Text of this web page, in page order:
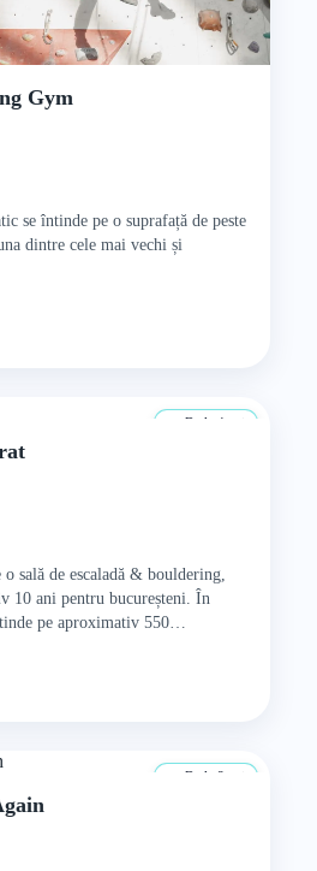
Gym
se întinde pe o suprafață de peste
dintre cele mai vechi și
De la 4 ani
o sală de escaladă & bouldering,
10 ani pentru bucureșteni. În
pe aproximativ 550…
De la 8 ani